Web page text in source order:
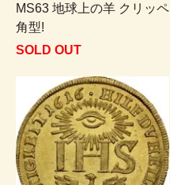
MS63 地球上の羊 クリッペ
角型!
SOLD OUT